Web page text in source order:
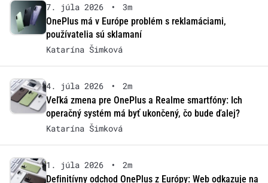
7. júla 2026 •
3m
OnePlus má v Európe problém s reklamáciami,
používatelia sú sklamaní
Katarína Šimková
4. júla 2026 •
2m
Veľká zmena pre OnePlus a Realme smartfóny: Ich
operačný systém má byť ukončený, čo bude ďalej?
Katarína Šimková
1. júla 2026 •
2m
Definitívny odchod OnePlus z Európy: Web odkazuje na